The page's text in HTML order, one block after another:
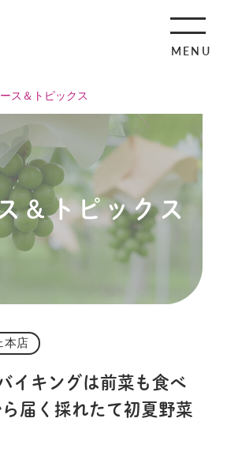
MENU
ス＆トピックス
＆トピックス
本店
イキングは前菜も食べ
届く採れたて初夏野菜